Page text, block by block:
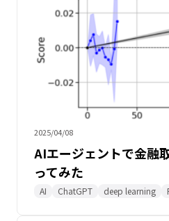
2025/04/08
AIエージェントで金融
ってみた
AI ChatGPT deep learning